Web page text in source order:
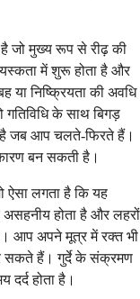
है जो मुख्य रूप से रीढ़ की
में शुरू होता है और
निष्क्रियता की अवधि
गतिविधि के साथ बिगड़
है जब आप चलते-फिरते हैं।
बन सकती है।
ऐसा लगता है कि यह
होता है और लहरों
आप अपने मूत्र में रक्त भी
सकते हैं। गुर्दे के संक्रमण
होता है।